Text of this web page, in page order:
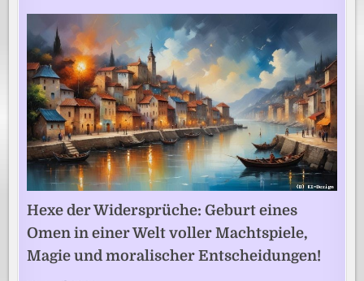
Hexe der Widersprüche: Geburt eines
Omen in einer Welt voller Machtspiele,
Magie und moralischer Entscheidungen!